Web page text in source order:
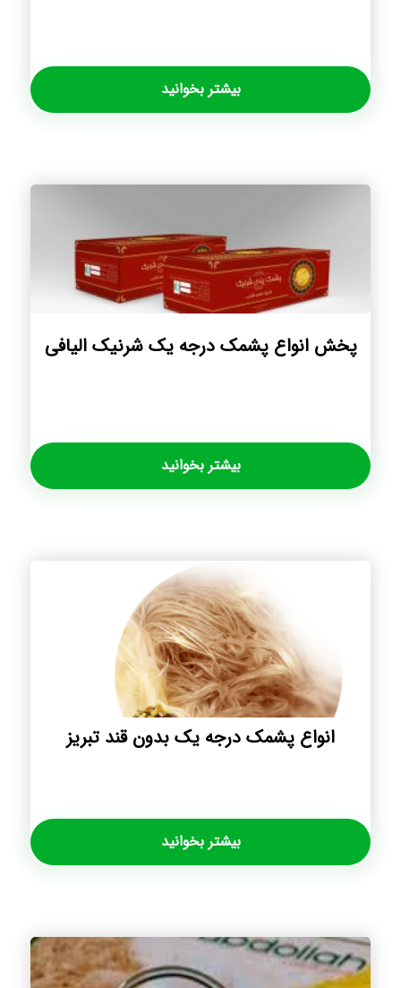
بیشتر بخوانید
پخش انواع پشمک درجه یک شرنیک الیافی
بیشتر بخوانید
انواع پشمک درجه یک بدون قند تبریز
بیشتر بخوانید